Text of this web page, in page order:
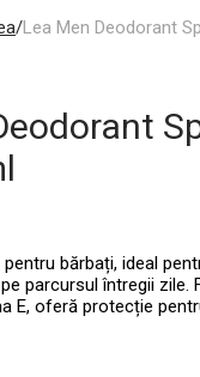
/Lea Men Deodorant
bărbați, ideal
parcursul întregii zile.
E, oferă protecție